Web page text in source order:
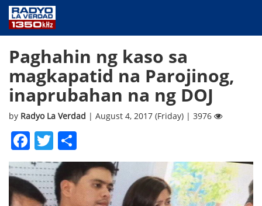
PUBLIC SERVICE
ANNOUNCEMENTS
PROGRAMS
ABOUT
Paghahin ng kaso sa
magkapatid na Parojinog,
inaprubahan na ng DOJ
by Radyo La Verdad | August 4, 2017 (Friday) | 3976
Facebook
Twitter